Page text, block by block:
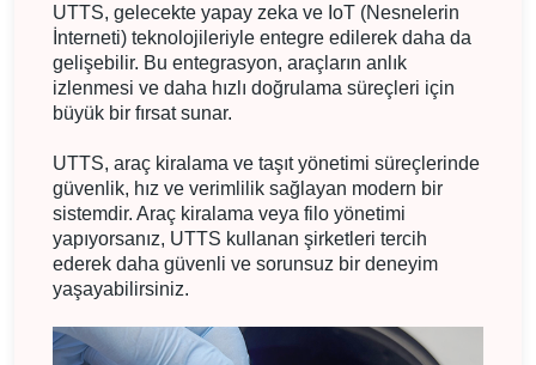
UTTS, gelecekte yapay zeka ve IoT (Nesnelerin
İnterneti) teknolojileriyle entegre edilerek daha da
gelişebilir. Bu entegrasyon, araçların anlık
izlenmesi ve daha hızlı doğrulama süreçleri için
büyük bir fırsat sunar.
UTTS, araç kiralama ve taşıt yönetimi süreçlerinde
güvenlik, hız ve verimlilik sağlayan modern bir
sistemdir. Araç kiralama veya filo yönetimi
yapıyorsanız, UTTS kullanan şirketleri tercih
ederek daha güvenli ve sorunsuz bir deneyim
yaşayabilirsiniz.